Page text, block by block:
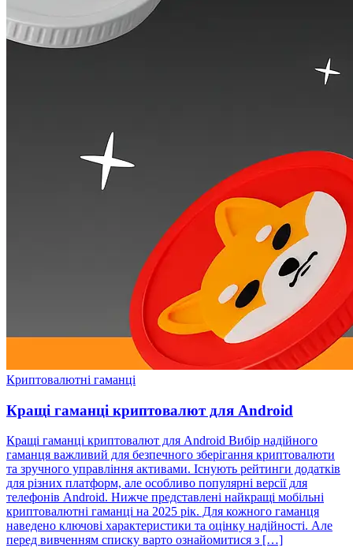
Криптовалютні гаманці
Кращі гаманці криптовалют для Android
Кращі гаманці криптовалют для Android Вибір надійного
гаманця важливий для безпечного зберігання криптовалюти
та зручного управління активами. Існують рейтинги додатків
для різних платформ, але особливо популярні версії для
телефонів Android. Нижче представлені найкращі мобільні
криптовалютні гаманці на 2025 рік. Для кожного гаманця
наведено ключові характеристики та оцінку надійності. Але
перед вивченням списку варто ознайомитися з […]